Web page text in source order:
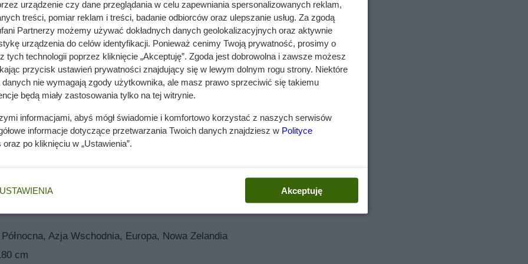
ozdobne, które chętnie są sadzone w ogrodach
gatunków tych właśnie traw.
i charakterystycznych cech morfologicznych, między innymi
wytwarzają rozłogi. Przejdźmy jednak do opisu rośliny, jaką
trawa ta naturalnie występuje na półkuli północnej i również w
się trawa
śmiałka darniowego, warto zapoznać się z opisem jego
to bylina, która znana jest ze swoich gęstych i dość zbitych
może sięgnąć aż 70 cm, natomiast jest to rzadkość.
gładkie źdźbła, które mogą dorosnąć nawet do około 140 cm
ich szerokość dochodzi do około 2-5 mm w części dolnej,
Cechą typową jest również to, że na powierzchni blaszki
że zbierane są one w wiechy i składają się one z 2-3
Azja Wschodnia, Europa, Nowa Zelandia
cm
urządzenie czy dane przeglądania w celu zapewniania spersonalizowanych reklam,
treści, pomiar reklam i treści, badanie odbiorców oraz ulepszanie usług. Za zgodą
Partnerzy możemy używać dokładnych danych geolokalizacyjnych oraz aktywnie
urządzenia do celów identyfikacji. Ponieważ cenimy Twoją prywatność, prosimy o
tych technologii poprzez kliknięcie „Akceptuję”. Zgoda jest dobrowolna i zawsze możesz
przycisk ustawień prywatności znajdujący się w lewym dolnym rogu strony. Niektóre
danych nie wymagają zgody użytkownika, ale masz prawo sprzeciwić się takiemu
będą miały zastosowania tylko na tej witrynie.
informacjami, abyś mógł świadomie i komfortowo korzystać z naszych serwisów
informacje dotyczące przetwarzania Twoich danych znajdziesz w Polityce
oraz po kliknięciu w „Ustawienia”.
USTAWIENIA Akceptuję